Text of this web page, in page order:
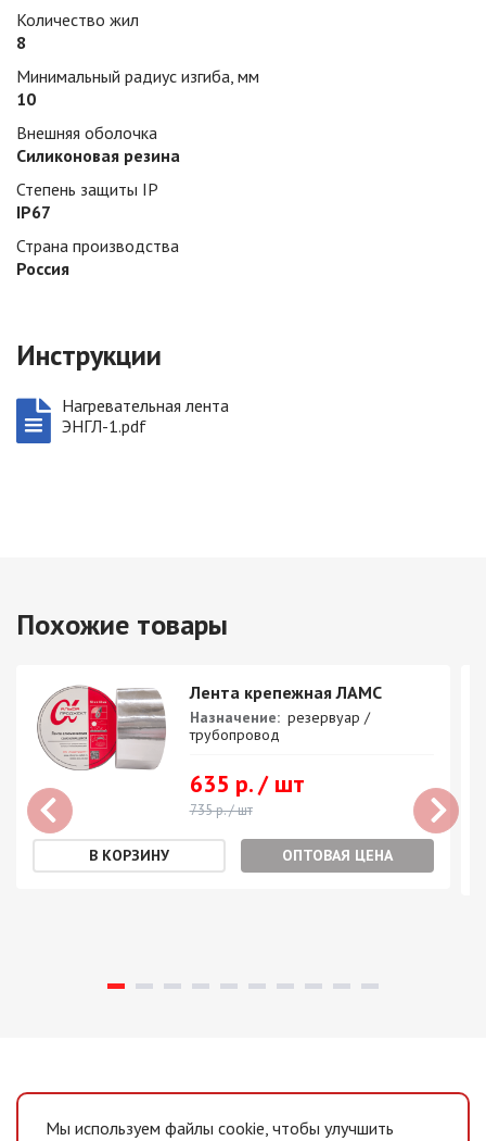
Количество жил
8
Минимальный радиус изгиба, мм
10
Внешняя оболочка
Силиконовая резина
Степень защиты IP
IP67
Страна производства
Россия
Инструкции
Нагревательная лента
ЭНГЛ-1.pdf
Похожие товары
Лента крепежная ЛАМС
Назначение: резервуар /
трубопровод
635 р. / шт
735 р. / шт
ОПТОВАЯ ЦЕНА
Мы используем файлы cookie, чтобы улучшить